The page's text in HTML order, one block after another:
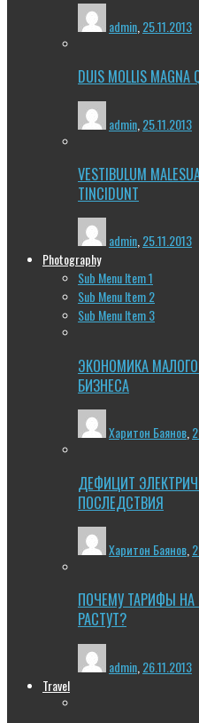
admin 25.11.2013
DUIS MOLLIS MAGNA
admin 25.11.2013
VESTIBULUM
TINCIDUNT
admin,25.11.2013
Photography
Sub Menu Item 1
Sub Menu Item 2
Sub Menu Item 3
ЭКОНОМИКА
БИЗНЕСА
Харитон Баянов
ДЕФИЦИТ
ПОСЛЕДСТВИЯ
Харитон Баянов
ПОЧЕМУ ТАРИФЫ
РАСТУТ?
admin 26.11.2013
Travel